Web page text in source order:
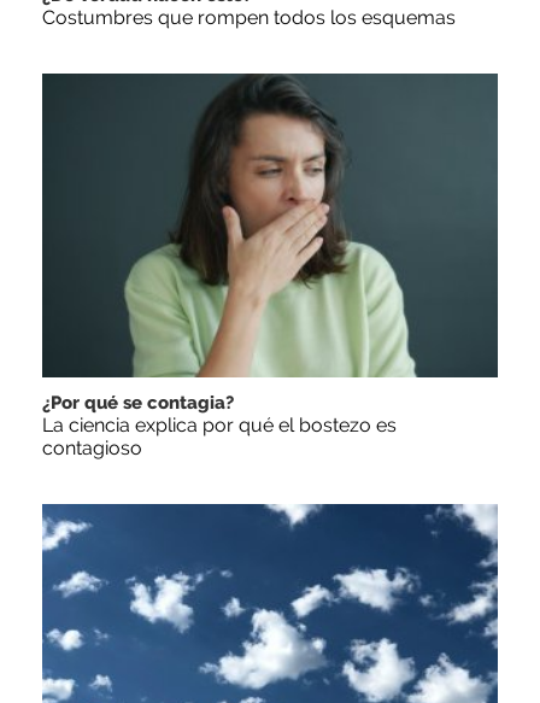
Costumbres que rompen todos los esquemas
¿Por qué se contagia?
La ciencia explica por qué el bostezo es
contagioso